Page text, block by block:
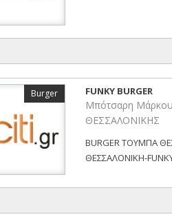
Burger FUNKY BURGER
Μπότσαρη
ΘΕΣΣΑΛΟΝΙΚΗΣ
BURGER ΤΟΥΜΠΑ
ΘΕΣΣΑΛΟΝΙΚΗ-